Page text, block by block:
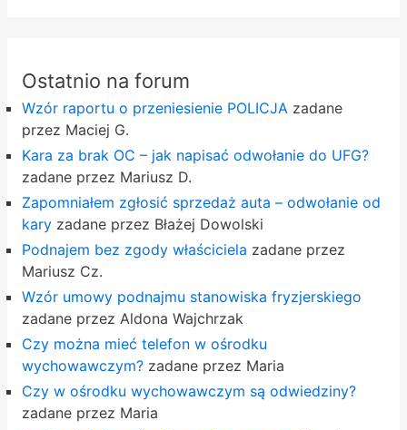
Ostatnio na forum
Wzór raportu o przeniesienie POLICJAzadane
przez Maciej G.
Kara za brak OC – jak napisać odwołanie do UFG?
zadane przez Mariusz D.
Zapomniałem zgłosić sprzedaż auta – odwołanie od
karyzadane przez Błażej Dowolski
Podnajem bez zgody właściciela zadane przez
Mariusz Cz.
Wzór umowy podnajmu stanowiska fryzjerskiego
zadane przez Aldona Wajchrzak
Czy można mieć telefon w ośrodku
wychowawczym?zadane przez Maria
Czy w ośrodku wychowawczym są odwiedziny?
zadane przez Maria